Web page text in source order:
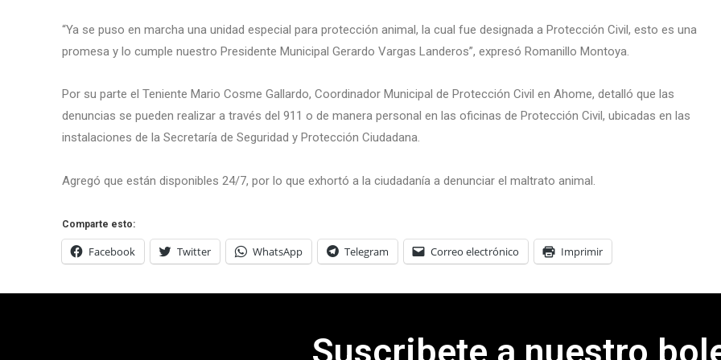
“Ya se puso en marcha una unidad especial para protección animal, la cual fue designada a Protección Civil, esto es una
promesa y lo cumple nuestro Presidente Municipal Gerardo Vargas Landeros”, expresó Romanillo Montoya.
Por su parte el Teniente Mario Cosme Gallardo, Coordinador Municipal de Protección Civil en Ahome, detalló que las
denuncias se pueden realizar a través del 911 o de manera personal en las oficinas de Protección Civil, ubicadas en las
instalaciones de la Secretaría de Seguridad y Protección Ciudadana.
Agregó que están disponibles 24/7, por lo que exhortó a la ciudadanía a denunciar el maltrato animal.
Comparte esto:
Facebook Twitter WhatsApp Telegram Correo electrónico Imprimir
Suscribete a nuestro